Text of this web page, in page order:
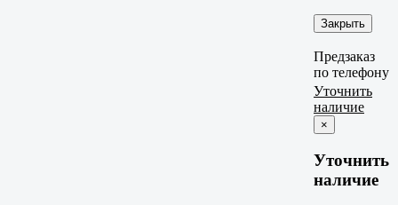
Закрыть
Предзаказ
по телефону
Уточнить
наличие
×
Уточнить
наличие